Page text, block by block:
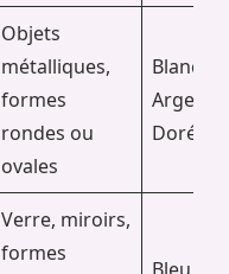
Objets
métalliques,
formes
rondes ou
ovales
Blanc,
Argenté,
Doré
Verre, miroirs,
formes